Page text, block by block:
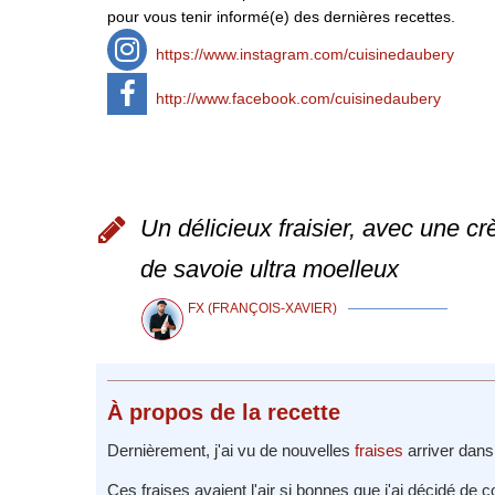
pour vous tenir informé(e) des dernières recettes.
https://www.instagram.com/cuisinedaubery
http://www.facebook.com/cuisinedaubery
Un délicieux fraisier, avec une
de savoie ultra moelleux
FX (FRANÇOIS-XAVIER)
À propos de la recette
Dernièrement, j'ai vu de nouvelles fraises arriver
Ces fraises avaient l'air si bonnes que j'ai décidé de